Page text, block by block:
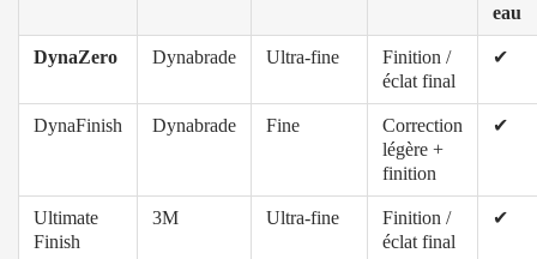
eau
DynaZero Dynabrade Ultra-fine
Finition /
éclat final
✔
DynaFinish Dynabrade Fine
Correction
légère +
finition
✔
Ultimate
Finish
3M Ultra-fine
Finition /
éclat final
✔